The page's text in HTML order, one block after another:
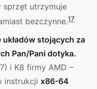
sprzęt utrzymuje
bezczynne.17
stojących za
Pan/Pani dotyka.
i K8 firmy AMD –
instrukcji x86-64